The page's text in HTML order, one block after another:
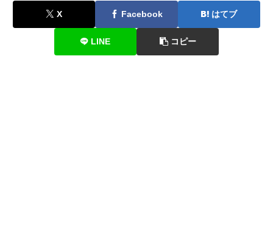
X Facebook はてブ
LINE コピー